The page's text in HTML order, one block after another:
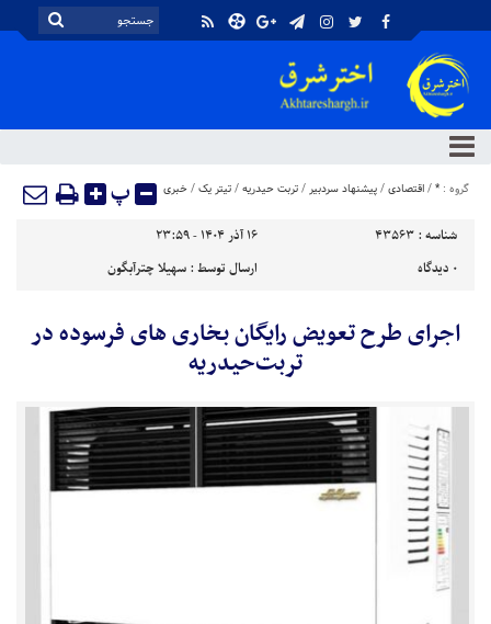
گروه : *
/اقتصادی/پیشنهاد سردبیر/تربت حیدریه/تیتر یک/خبری پ
شناسه : 43563
۱۶ آذر ۱۴۰۴ - ۲۳:۵۹
۰ دیدگاه ارسال توسط :سهیلا چترآبگون
اجرای طرح تعویض رایگان بخاری های فرسوده در
تربت‌حیدریه